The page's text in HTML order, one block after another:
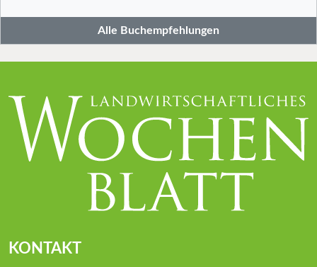
Alle Buchempfehlungen
KONTAKT